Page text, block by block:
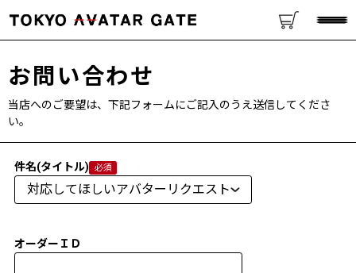
お問い合わせ
当店へのご要望は、下記フォームにご記入のうえ送信してくださ
い。
件名(タイトル)
オーダーＩＤ